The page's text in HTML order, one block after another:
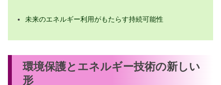
未来のエネルギー利用がもたらす持続可能性
環境保護とエネルギー技術の新しい
形